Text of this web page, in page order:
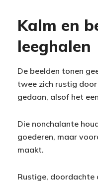
Kalm en
leeghalen
De beelden tonen
twee zich rustig
gedaan, alsof het
Die nonchalante
goederen, maar
maakt.
Rustige, doordachte